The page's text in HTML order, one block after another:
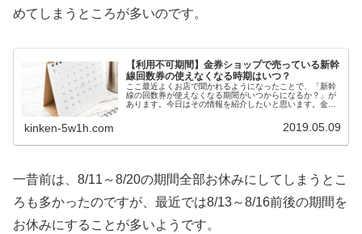
めてしまうところが多いのです。
【利用不可期間】金券ショップで売っている新幹
線回数券の使えなくなる時期はいつ？
ここ最近よくお店で聞かれるようになったことで、「新幹
線の回数券が使えなくなる期間がいつからになるか？」が
あります。今日はその情報を紹介したいと思います。金券
kinken-5w1h.com 2019.05.09
一昔前は、8/11～8/20の期間全部お休みにしてしまうとこ
ろも多かったのですが、最近では8/13～8/16前後の期間を
お休みにすることが多いようです。